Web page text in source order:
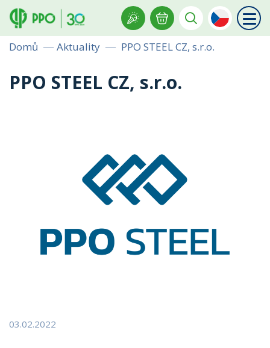
Domů Aktuality PPO STEEL CZ, s.r.o.
PPO STEEL CZ, s.r.o.
03.02.2022